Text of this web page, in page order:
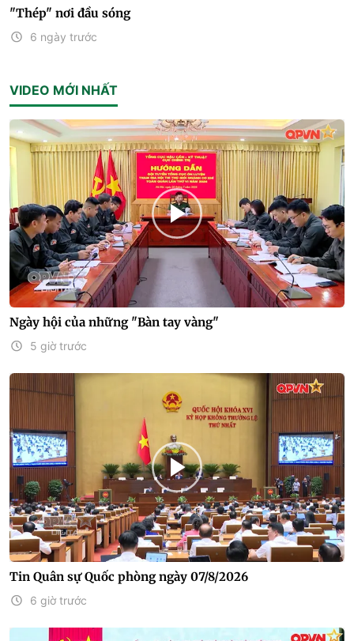
"Thép" nơi đầu sóng
6 ngày trước
VIDEO MỚI NHẤT
Ngày hội của những "Bàn tay vàng"
5 giờ trước
Tin Quân sự Quốc phòng ngày 07/8/2026
6 giờ trước